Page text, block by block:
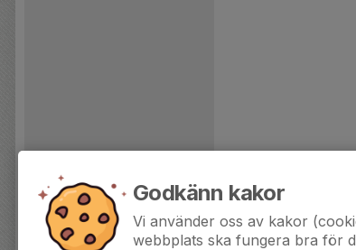
Godkänn kakor
Vi använder oss av kakor
webbplats ska fungera bra för